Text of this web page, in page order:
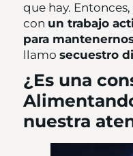
que hay.
con un trabajo
para
llamo secuestro
¿Es una
nuestra